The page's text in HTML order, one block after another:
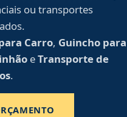
ou transportes
Carro, Guincho para
eTransporte de
.